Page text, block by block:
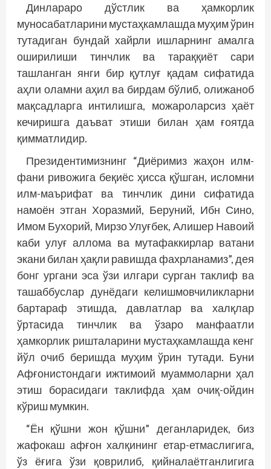
Динлараро дўстлик ва ҳамкорлик
муносабатларини мустаҳкамлашда муҳим ўрин
тутадиган бундай хайрли ишларнинг амалга
оширилиши тинчлик ва тараққиёт сари
ташланган янги бир қутлуғ қадам сифатида
аҳли оламни аҳил ва бирдам бўлиб, олижаноб
мақсадларга интилишга, можароларсиз ҳаёт
кечиришга даъват этиши билан ҳам ғоятда
қимматлидир.
Президентимизнинг “Диёримиз жаҳон илм-
фани ривожига беқиёс ҳисса қўшган, исломни
илм-маърифат ва тинчлик дини сифатида
намоён этган Хоразмий, Беруний, Ибн Сино,
Имом Бухорий, Мирзо Улуғбек, Алишер Навоий
каби улуғ аллома ва мутафаккирлар ватани
экани билан ҳақли равишда фахрланамиз”, дея
бонг ургани эса ўзи илгари сурган таклиф ва
ташаббуслар дунёдаги келишмовчиликларни
бартараф этишда, давлатлар ва халқлар
ўртасида тинчлик ва ўзаро манфаатли
ҳамкорлик ришталарини мустаҳкамлашда кенг
йўл очиб беришда муҳим ўрин тутади. Буни
Афғонистондаги ижтимоий муаммоларни ҳал
этиш борасидаги таклифда ҳам очиқ-ойдин
кўриш мумкин.
“Ён қўшни жон қўшни” деганларидек, биз
жафокаш афғон халқининг етар-етмаслигига,
ўз ёғига ўзи қоврилиб, қийналаётганлигига